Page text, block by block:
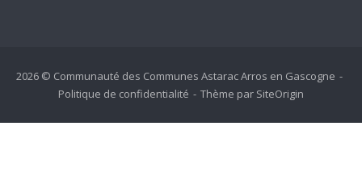
2026 © Communauté des Communes Astarac Arros en Gascogne
Politique de confidentialité
Thème par SiteOrigin